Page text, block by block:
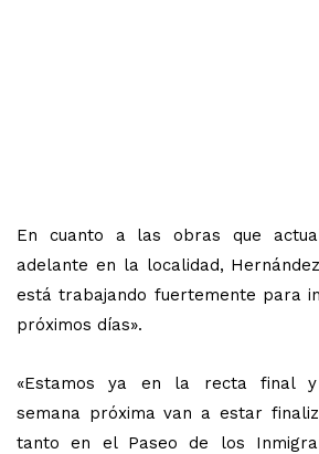
En cuanto a las obras que
adelante en la localidad,
está trabajando fuertemente para
próximos días».
«Estamos ya en la recta final y
semana próxima van a estar
tanto en el Paseo de los